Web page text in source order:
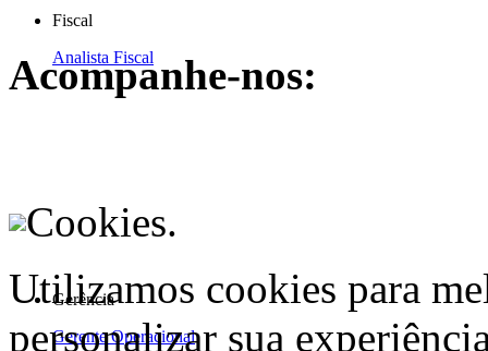
Fiscal
Analista Fiscal
Gerência
Gerente Operacional
Acompanhe-nos:
Cookies.
Utilizamos cookies para
personalizar sua